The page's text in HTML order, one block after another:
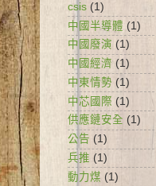
csis (1)
中國半導體 (1)
中國廢演 (1)
中國經濟 (1)
中東情勢 (1)
中芯國際 (1)
供應鏈安全 (1)
公告 (1)
兵推 (1)
動力煤 (1)